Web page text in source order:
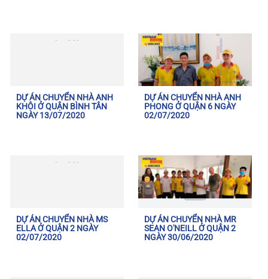
DỰ ÁN CHUYỂN NHÀ ANH
KHÔI Ở QUẬN BÌNH TÂN
NGÀY 13/07/2020
DỰ ÁN CHUYỂN NHÀ ANH
PHONG Ở QUẬN 6 NGÀY
02/07/2020
DỰ ÁN CHUYỂN NHÀ MS
ELLA Ở QUẬN 2 NGÀY
02/07/2020
DỰ ÁN CHUYỂN NHÀ MR
SEAN O'NEILL Ở QUẬN 2
NGÀY 30/06/2020